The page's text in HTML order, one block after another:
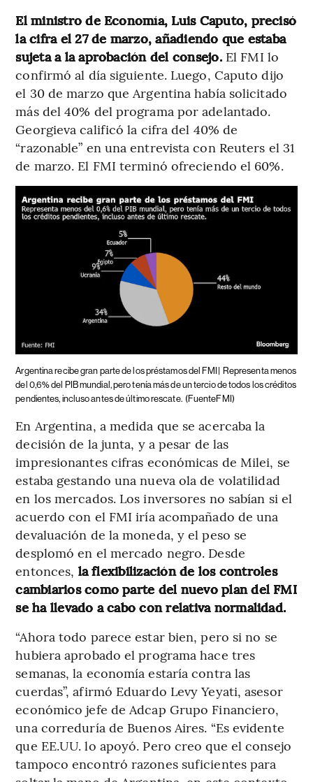
El ministro de Economía, Luis Caputo, precisó
la cifra el 27 de marzo, añadiendo que estaba
sujeta a la aprobación del consejo. El FMI lo
confirmó al día siguiente. Luego, Caputo dijo
el 30 de marzo que Argentina había solicitado
más del 40% del programa por adelantado.
Georgieva calificó la cifra del 40% de
“razonable” en una entrevista con Reuters el 31
de marzo. El FMI terminó ofreciendo el 60%.
Argentina recibe gran parte de los préstamos del FMI| Representa menos
del 0,6% del PIB mundial, pero tenía más de un tercio de todos los créditos
pendientes, incluso antes de último rescate. (FuenteFMI)
En Argentina, a medida que se acercaba la
decisión de la junta, y a pesar de las
impresionantes cifras económicas de Milei, se
estaba gestando una nueva ola de volatilidad
en los mercados. Los inversores no sabían si el
acuerdo con el FMI iría acompañado de una
devaluación de la moneda, y el peso se
desplomó en el mercado negro. Desde
entonces, la flexibilización de los controles
cambiarios como parte del nuevo plan del FMI
se ha llevado a cabo con relativa normalidad.
“Ahora todo parece estar bien, pero si no se
hubiera aprobado el programa hace tres
semanas, la economía estaría contra las
cuerdas”, afirmó Eduardo Levy Yeyati, asesor
económico jefe de Adcap Grupo Financiero,
una correduría de Buenos Aires. “Es evidente
que EE.UU. lo apoyó. Pero creo que el consejo
tampoco encontró razones suficientes para